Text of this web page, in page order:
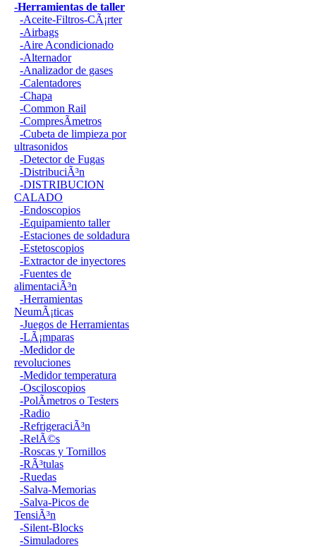
-Herramientas de taller
-Aceite-Filtros-CÃ¡rter
-Airbags
-Aire Acondicionado
-Alternador
-Analizador de gases
-Calentadores
-Chapa
-Common Rail
-CompresÃ­metros
-Cubeta de limpieza por
ultrasonidos
-Detector de Fugas
-DistribuciÃ³n
-DISTRIBUCION
CALADO
-Endoscopios
-Equipamiento taller
-Estaciones de soldadura
-Estetoscopios
-Extractor de inyectores
-Fuentes de
alimentaciÃ³n
-Herramientas
NeumÃ¡ticas
-Juegos de Herramientas
-LÃ¡mparas
-Medidor de
revoluciones
-Medidor temperatura
-Osciloscopios
-PolÃ­metros o Testers
-Radio
-RefrigeraciÃ³n
-RelÃ©s
-Roscas y Tornillos
-RÃ³tulas
-Ruedas
-Salva-Memorias
-Salva-Picos de
TensiÃ³n
-Silent-Blocks
-Simuladores